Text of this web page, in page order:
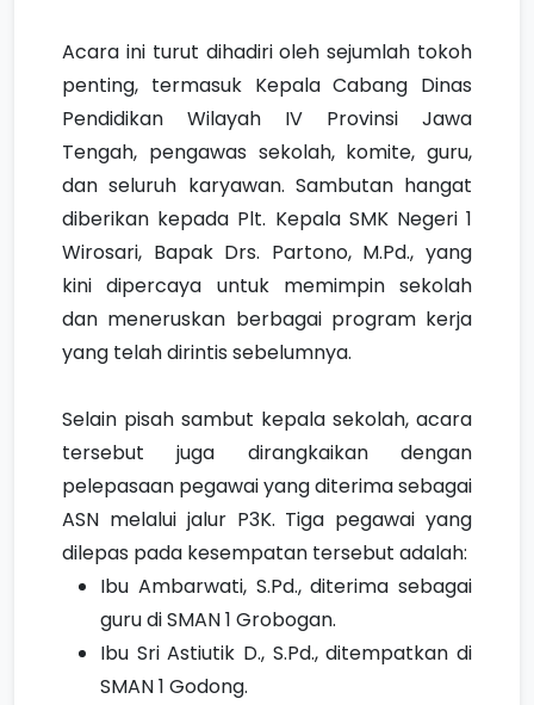
Acara ini turut dihadiri oleh sejumlah tokoh
penting, termasuk Kepala Cabang Dinas
Pendidikan Wilayah IV Provinsi Jawa
Tengah, pengawas sekolah, komite, guru,
dan seluruh karyawan. Sambutan hangat
diberikan kepada Plt. Kepala SMK Negeri 1
Wirosari, Bapak Drs. Partono, M.Pd., yang
kini dipercaya untuk memimpin sekolah
dan meneruskan berbagai program kerja
yang telah dirintis sebelumnya.
Selain pisah sambut kepala sekolah, acara
tersebut juga dirangkaikan dengan
pelepasaan pegawai yang diterima sebagai
ASN melalui jalur P3K. Tiga pegawai yang
dilepas pada kesempatan tersebut adalah:
Ibu Ambarwati, S.Pd., diterima sebagai
guru di SMAN 1 Grobogan.
Ibu Sri Astiutik D., S.Pd., ditempatkan di
SMAN 1 Godong.